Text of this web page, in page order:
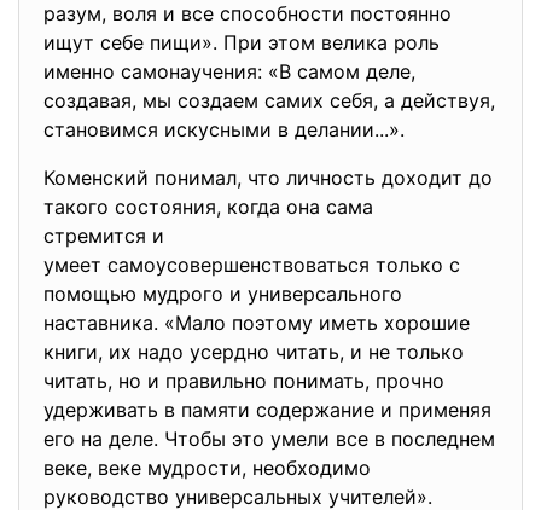
разум, воля и все способности постоянно
ищут себе пищи». При этом велика роль
именно самонаучения: «В самом деле,
создавая, мы создаем самих себя, а действуя,
становимся искусными в делании...».
Коменский понимал, что личность доходит до
такого состояния, когда она сама
стремится и
умеет самоусовершенствоваться только с
помощью мудрого и универсального
наставника. «Мало поэтому иметь хорошие
книги, их надо усердно читать, и не только
читать, но и правильно понимать, прочно
удерживать в памяти содержание и применяя
его на деле. Чтобы это умели все в последнем
веке, веке мудрости, необходимо
руководство универсальных учителей».